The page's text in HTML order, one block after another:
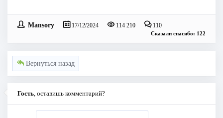
Mansory 17/12/2024 114 210 110
Сказали спасибо: 122
Вернуться назад
Гость, оставишь комментарий?